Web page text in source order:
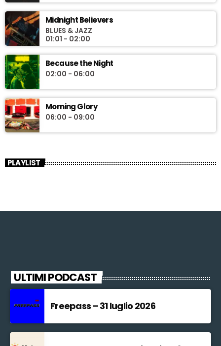
Midnight Believers
BLUES & JAZZ
01:01 - 02:00
Because the Night
02:00 - 06:00
Morning Glory
06:00 - 09:00
PLAYLIST
ULTIMI PODCAST
Freepass – 31 luglio 2026